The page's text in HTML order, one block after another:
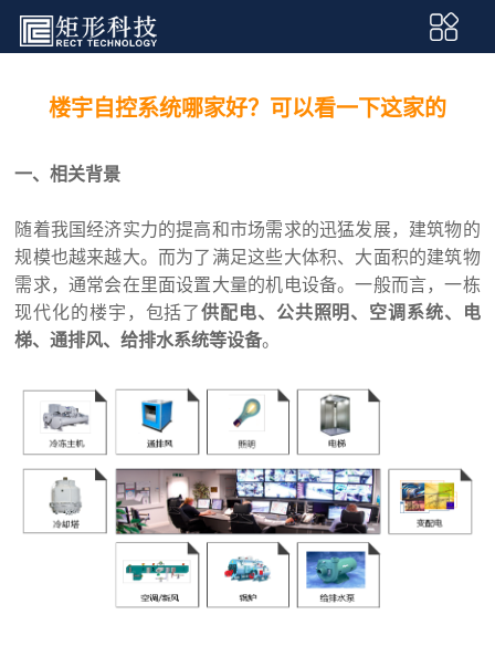
楼宇自控系统哪家好？可以看一下这家的
一、相关背景
随着我国经济实力的提高和市场需求的迅猛发展，建筑物的
规模也越来越大。而为了满足这些大体积、大面积的建筑物
需求，通常会在里面设置大量的机电设备。一般而言，一栋
现代化的楼宇，包括了供配电、公共照明、空调系统、电
梯、通排风、给排水系统等设备。